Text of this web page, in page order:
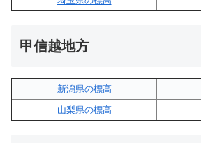
甲信越地方
新潟県の標高
山梨県の標高